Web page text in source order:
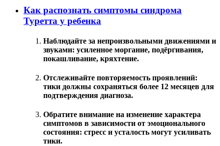
Как распознать симптомы синдрома
Туретта у ребенка
Наблюдайте за непроизвольными движениями и
звуками: усиленное моргание, подёргивания,
покашливание, кряхтение.
Отслеживайте повторяемость проявлений:
тики должны сохраняться более 12 месяцев для
подтверждения диагноза.
Обратите внимание на изменение характера
симптомов в зависимости от эмоционального
состояния: стресс и усталость могут усиливать
тики.